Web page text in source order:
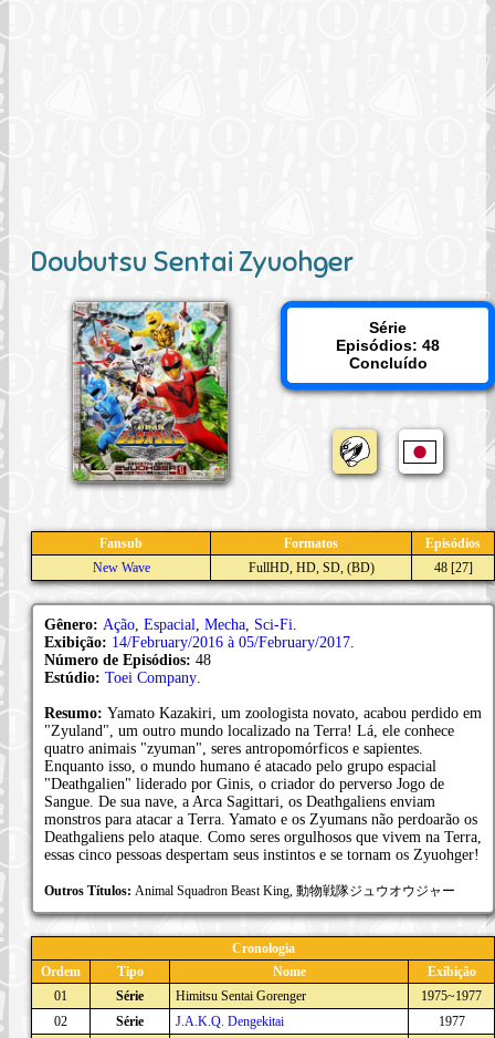
Doubutsu Sentai Zyuohger
Série
Episódios: 48
Concluído
Fansub Formatos
Episódios
New Wave
FullHD, HD, SD, (BD) 48 [27]
Gênero: Ação, Espacial, Mecha, Sci-Fi.
Exibição: 14/February/2016 à 05/February/2017.
Número de Episódios: 48
Estúdio: Toei Company.
Resumo: Yamato Kazakiri, um zoologista novato, acabou perdido em
"Zyuland", um outro mundo localizado na Terra! Lá, ele conhece
quatro animais "zyuman", seres antropomórficos e sapientes.
Enquanto isso, o mundo humano é atacado pelo grupo espacial
"Deathgalien" liderado por Ginis, o criador do perverso Jogo de
Sangue. De sua nave, a Arca Sagittari, os Deathgaliens enviam
monstros para atacar a Terra. Yamato e os Zyumans não perdoarão os
Deathgaliens pelo ataque. Como seres orgulhosos que vivem na Terra,
essas cinco pessoas despertam seus instintos e se tornam os Zyuohger!
Outros Títulos: Animal Squadron Beast King, 動物戦隊ジュウオウジャー
Cronologia
Ordem
Tipo Nome
Exibição
01
Série Himitsu Sentai Gorenger
1975~1977
02
Série J.A.K.Q. Dengekitai
1977